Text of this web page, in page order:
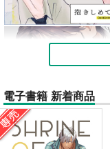
電子書籍 新着商品